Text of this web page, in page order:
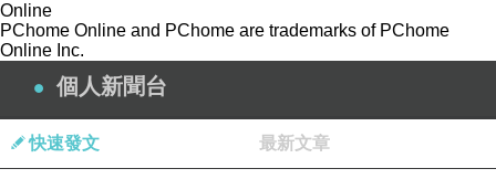
✔3/4罩杯
✔樹酯鋼圈
✔支撐力強
✔顏色選擇多
✔輕鬆get超盛大奶
Online
PChome Online and PChome are trademarks of PChome
Online Inc.
個人新聞台
快速發文 最新文章